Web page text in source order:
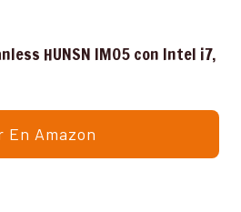
HUNSN IM05 con Intel i7,
En Amazon